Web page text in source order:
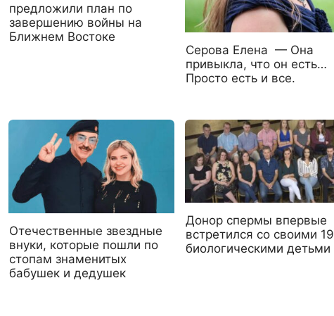
предложили план по
завершению войны на
Ближнем Востоке
Серова Елена — Она
привыкла, что он есть…
Просто есть и все.
Отечественные звездные
внуки, которые пошли по
стопам знаменитых
бабушек и дедушек
Донор спермы впервые
встретился со своими 19
биологическими детьми